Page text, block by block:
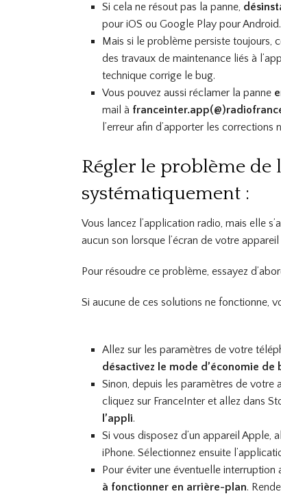
Si cela ne résout pas la panne,
pour iOS ou Google Play pour Android.
Mais si le problème persiste toujours,
des travaux de maintenance liés à
technique corrige le bug.
Vous pouvez aussi réclamer la panne
mail à
l’erreur afin d’apporter les corrections
Régler le problème de
systématiquement :
Vous lancez l’application radio, mais elle
aucun son lorsque l’écran de votre
Pour résoudre ce problème, essayez
Si aucune de ces solutions ne fonctionne,
Allez sur les paramètres de votre
désactivez le mode d’économie de
Sinon, depuis les paramètres de votre
cliquez sur FranceInter et allez dans
l’appli.
Si vous disposez d’un appareil Apple,
iPhone. Sélectionnez ensuite
Pour éviter une éventuelle interruption
à fonctionner en arrière-plan.